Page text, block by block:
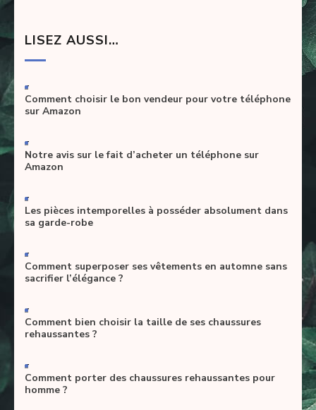
LISEZ AUSSI…
-
Comment choisir le bon vendeur pour votre téléphone
sur Amazon
-
Notre avis sur le fait d’acheter un téléphone sur
Amazon
-
Les pièces intemporelles à posséder absolument dans
sa garde-robe
-
Comment superposer ses vêtements en automne sans
sacrifier l’élégance ?
-
Comment bien choisir la taille de ses chaussures
rehaussantes ?
-
Comment porter des chaussures rehaussantes pour
homme ?